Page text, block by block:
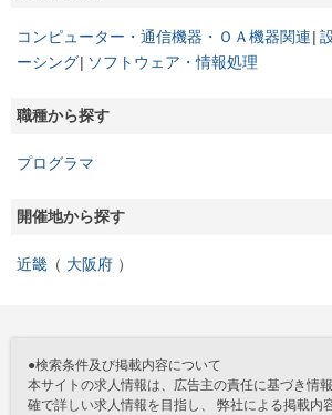
コンピューター・通信機器・ＯＡ機器関連
ーシング
ソフトウェア・情報処理
職種から探す
プログラマ
開催地から探す
近畿 大阪府
●検索条件及び掲載内容について
本サイトの求人情報は、広告主の責任に基づき情
確で詳しい求人情報を目指し、 弊社による掲載内